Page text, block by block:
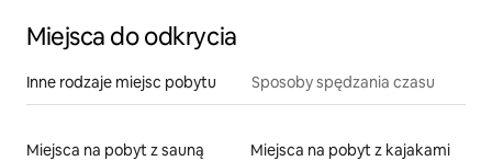
Miejsca do odkrycia
Inne rodzaje miejsc pobytu Sposoby spędzania czasu
Miejsca na pobyt z sauną
Miejsca na pobyt z kajakami